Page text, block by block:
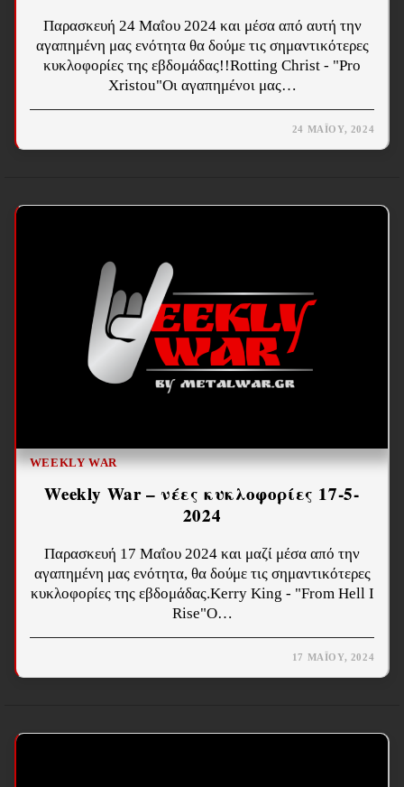
Παρασκευή 24 Μαΐου 2024 και μέσα από αυτή την
αγαπημένη μας ενότητα θα δούμε τις σημαντικότερες
κυκλοφορίες της εβδομάδας!!Rotting Christ - "Pro
Xristou"Οι αγαπημένοι μας…
24 ΜΑΪ́ΟΥ, 2024
WEEKLY WAR
Weekly War – νέες κυκλοφορίες 17-5-
2024
Παρασκευή 17 Μαΐου 2024 και μαζί μέσα από την
αγαπημένη μας ενότητα, θα δούμε τις σημαντικότερες
κυκλοφορίες της εβδομάδας.Kerry King - "From Hell I
Rise"Ο…
17 ΜΑΪ́ΟΥ, 2024